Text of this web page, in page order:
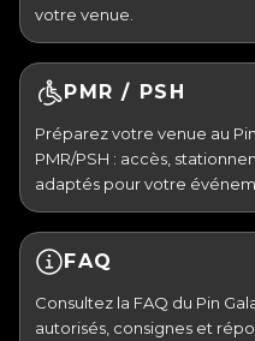
votre venue.
PMR / PSH
Préparez votre venue au
PMR/PSH : accès,
adaptés pour votre
FAQ
Consultez la FAQ du Pin
autorisés, consignes et